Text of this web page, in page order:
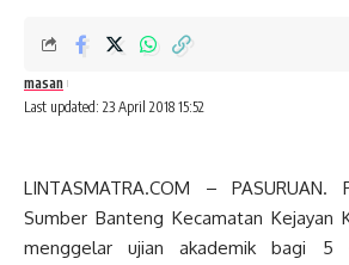
Last updated: 23 April 2018 15:52
masan
LINTASMATRA.COM – PASURUAN.
Sumber Banteng Kecamatan Kejayan
menggelar ujian akademik bagi 5